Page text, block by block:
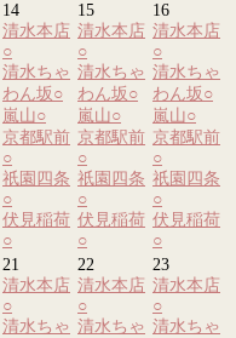
14
清水本店
○
清水ちゃ
わん坂○
嵐山○
京都駅前
○
祇園四条
○
伏見稲荷
○
15
清水本店
○
清水ちゃ
わん坂○
嵐山○
京都駅前
○
祇園四条
○
伏見稲荷
○
16
清水本店
○
清水ちゃ
わん坂○
嵐山○
京都駅前
○
祇園四条
○
伏見稲荷
○
21
清水本店
○
清水ちゃ
22
清水本店
○
清水ちゃ
23
清水本店
○
清水ちゃ